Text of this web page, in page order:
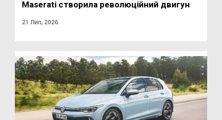
Maserati створила революційний двигун
21 Лип, 2026